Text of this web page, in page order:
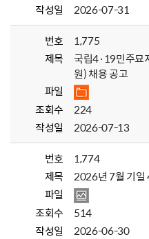
작성일
2026-07-31
번호
1,775
제목
국립4·19민주묘
원) 채용 공고
파일
조회수
224
작성일
2026-07-13
번호
1,774
제목
2026년 7월 기일
파일
조회수
514
작성일
2026-06-30